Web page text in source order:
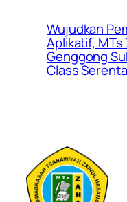
Wujudkan
Aplikatif, MTs
Genggong
Class